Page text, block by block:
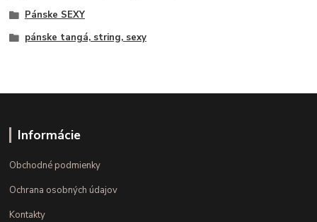
Pánske SEXY
pánske tangá, string, sexy
Informácie
Obchodné podmienky
Ochrana osobných údajov
Kontakty